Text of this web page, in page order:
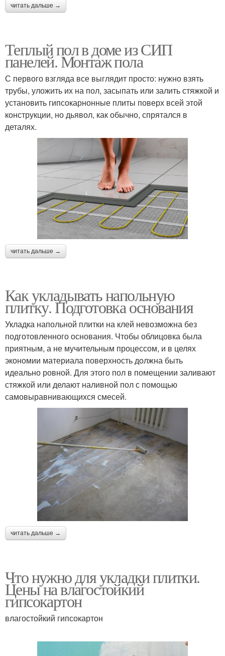
читать дальше →
Теплый пол в доме из СИП
панелей. Монтаж пола
С первого взгляда все выглядит просто: нужно взять
трубы, уложить их на пол, засыпать или залить стяжкой и
установить гипсокарнонные плиты поверх всей этой
конструкции, но дьявол, как обычно, спрятался в
деталях.
читать дальше →
Как укладывать напольную
плитку. Подготовка основания
Укладка напольной плитки на клей невозможна без
подготовленного основания. Чтобы облицовка была
приятным, а не мучительным процессом, и в целях
экономии материала поверхность должна быть
идеально ровной. Для этого пол в помещении заливают
стяжкой или делают наливной пол с помощью
самовыравнивающихся смесей.
читать дальше →
Что нужно для укладки плитки.
Цены на влагостойкий
гипсокартон
влагостойкий гипсокартон